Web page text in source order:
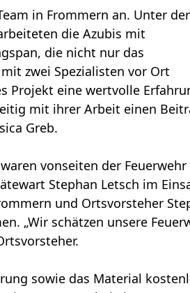
in Frommern an. Unter der
die Azubis mit
die nicht nur das
zwei Spezialisten vor Ort
Projekt eine wertvolle
mit ihrer Arbeit einen
Greb.
vonseiten der Feuerwehr
Stephan Letsch im
und Ortsvorsteher
„Wir schätzen unsere
sowie das Material